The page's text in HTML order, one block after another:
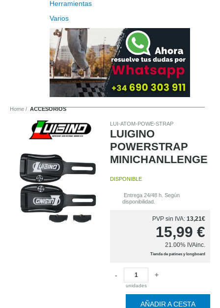
Herramientas
Varios
Home ACCESORIOS
LUI-ATOM-POWE-STRAP
LUIGINO
POWERSTRAP
MINICHANLLENGE
DISPONIBLE
Entrega 24/48 h. Según
disponibilidad.
PVP sin IVA: 13,21€
15,99 €
21.00% IVAinc.
Tienda de patines y longboard
-
unidades
+
AÑADIR A CESTA